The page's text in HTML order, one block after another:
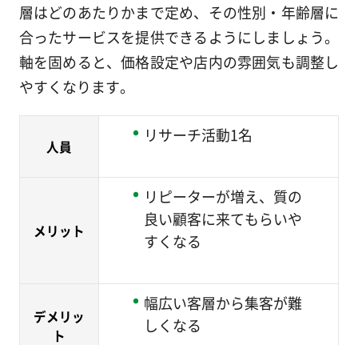
層はどのあたりかまで定め、その性別・年齢層に
合ったサービスを提供できるようにしましょう。
軸を固めると、価格設定や店内の雰囲気も調整し
やすくなります。
人員
リサーチ活動1名
メリット
リピーターが増え、質の
良い顧客に来てもらいや
すくなる
デメリッ
ト
幅広い客層から集客が難
しくなる